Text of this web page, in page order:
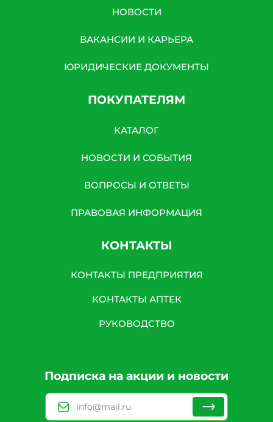
НОВОСТИ
ВАКАНСИИ И КАРЬЕРА
ЮРИДИЧЕСКИЕ ДОКУМЕНТЫ
ПОКУПАТЕЛЯМ
КАТАЛОГ
НОВОСТИ И СОБЫТИЯ
ВОПРОСЫ И ОТВЕТЫ
ПРАВОВАЯ ИНФОРМАЦИЯ
КОНТАКТЫ
КОНТАКТЫ ПРЕДПРИЯТИЯ
КОНТАКТЫ АПТЕК
РУКОВОДСТВО
Подписка на акции и новости